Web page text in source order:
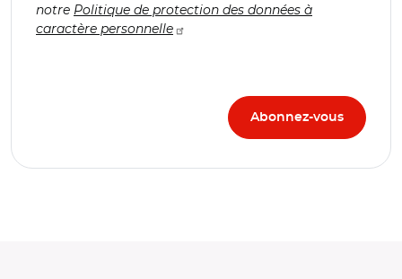
notre Politique de protection des données à
caractère personnelle